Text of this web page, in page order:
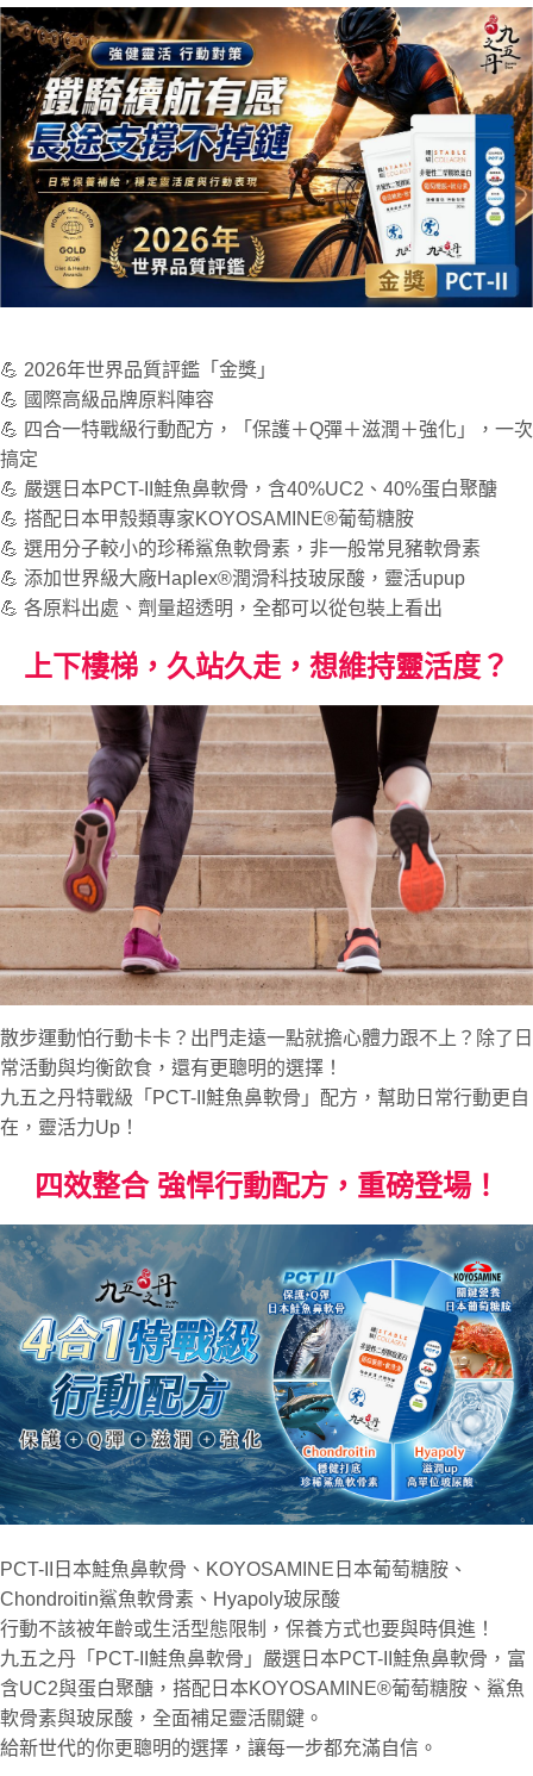
１．透過由恩沛科技股份有限公司提供之「AFTEE先享後付」服務完成之交
易，需依本服務之必要範圍內提供個人資料，並將交易相關給付款項請求債
權轉讓予恩沛科技股份有限公司。
２．關於個人資料處理事宜，請瀏覽以下網址：
https://aftee.tw/terms/#terms3
３．未成年的使用者請事先徵得法定代理人或監護人之同意方可使用
「AFTEE先享後付」，若未經同意申辦者引起之損失，本公司不負相關責
任。
４．使用「AFTEE先享後付」時，將依據個別帳號之用戶狀況，依本公司即
時審查核予不同之上限額度；若仍有額度不足之情形，本公司將視審查結果
請求用戶進行身份認證。
５．嚴禁一人註冊多個帳號或使用他人資訊註冊。若發現惡意使用之情形，
恩沛科技股份有限公司將有權停止該用戶之使用額度並採取法律行動。
💪 2026年世界品質評鑑「金獎」
💪 國際高級品牌原料陣容
💪 四合一特戰級行動配方，「保護＋Q彈＋滋潤＋強化」，一次
搞定
💪 嚴選日本PCT-II鮭魚鼻軟骨，含40%UC2、40%蛋白聚醣
💪 搭配日本甲殼類專家KOYOSAMINE®葡萄糖胺
💪 選用分子較小的珍稀鯊魚軟骨素，非一般常見豬軟骨素
💪 添加世界級大廠Haplex®潤滑科技玻尿酸，靈活upup
💪 各原料出處、劑量超透明，全都可以從包裝上看出
上下樓梯，久站久走，想維持靈活度？
散步運動怕行動卡卡？出門走遠一點就擔心體力跟不上？除了日
常活動與均衡飲食，還有更聰明的選擇！
九五之丹特戰級「PCT-II鮭魚鼻軟骨」配方，幫助日常行動更自
在，靈活力Up！
四效整合 強悍行動配方，重磅登場！
PCT-II日本鮭魚鼻軟骨、KOYOSAMINE日本葡萄糖胺、
Chondroitin鯊魚軟骨素、Hyapoly玻尿酸
行動不該被年齡或生活型態限制，保養方式也要與時俱進！
九五之丹「PCT-II鮭魚鼻軟骨」嚴選日本PCT-II鮭魚鼻軟骨，富
含UC2與蛋白聚醣，搭配日本KOYOSAMINE®葡萄糖胺、鯊魚
軟骨素與玻尿酸，全面補足靈活關鍵。
給新世代的你更聰明的選擇，讓每一步都充滿自信。